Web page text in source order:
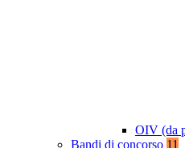
OIV (da
Bandi di concorso 11